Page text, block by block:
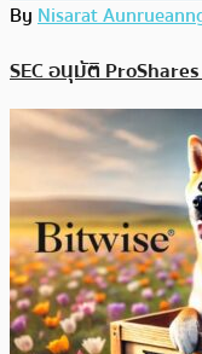
ByNisarat
SEC อนุมัติ